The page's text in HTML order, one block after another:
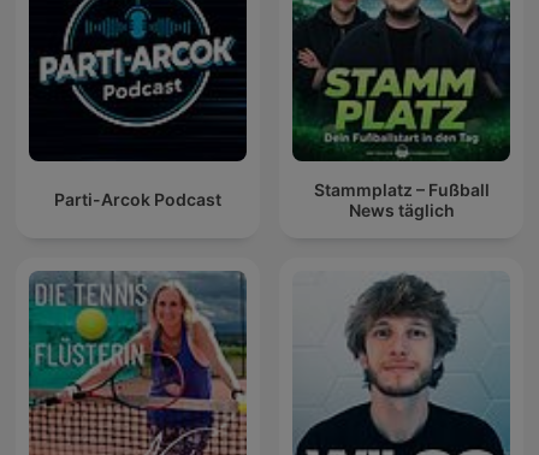
Parti-Arcok Podcast
Stammplatz – Fußball
News täglich